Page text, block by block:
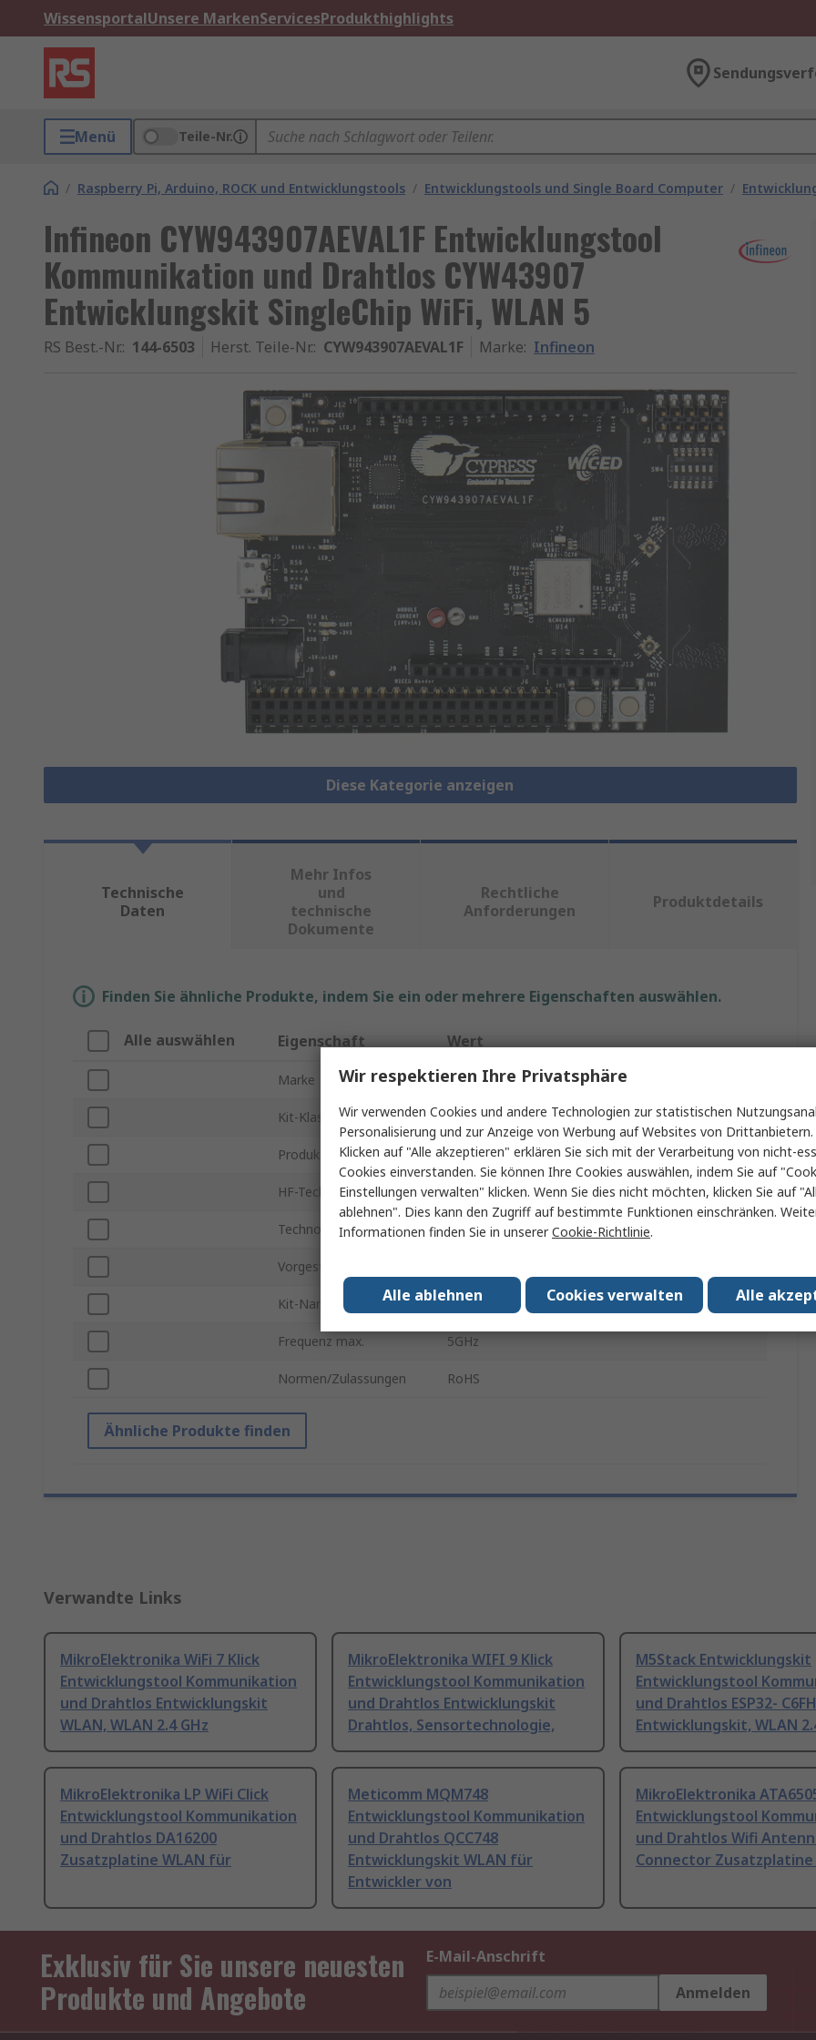
WissensportalUnsere MarkenServicesProdukthighlights
Menü Teile-Nr.
/ Raspberry Pi, Arduino, ROCK und Entwicklungstools / Entwicklungstools und Single Board Computer /
Infineon CYW943907AEVAL1F Entwicklungstool
Kommunikation und Drahtlos CYW43907
Entwicklungskit SingleChip WiFi, WLAN 5
RS Best.-Nr.: 144-6503 Herst. Teile-Nr.: CYW943907AEVAL1F Marke: Infineon
Diese Kategorie anzeigen
Technische
Daten
Mehr Infos
und
technische
Dokumente
Rechtliche
Anforderungen
Produktdetails
Finden Sie ähnliche Produkte, indem Sie ein oder mehrere Eigenschaften auswählen.
Alle auswählen Eigenschaft Wert
Marke Infineon
Kit-Klassifizierung Entwicklungskit
Produkt Typ Entwicklungstool Kommunikation und Drahtlos
HF-Technologie WLAN
Technologie SingleChip WiFi
Vorgestelltes Gerät
Kit-Name CYW943907AEVAL1F
Frequenz max. 5GHz
Normen/Zulassungen RoHS
Ähnliche Produkte finden
Verwandte Links
MikroElektronika WiFi 7 Klick
Entwicklungstool Kommunikation
und Drahtlos Entwicklungskit
WLAN, WLAN 2.4 GHz
MikroElektronika WIFI 9 Klick
Entwicklungstool Kommunikation
und Drahtlos Entwicklungskit
Drahtlos, Sensortechnologie,
M5Stack Entwicklungskit
Entwicklungstool
und Drahtlos ESP32-
Entwicklungskit, WLAN
MikroElektronika LP WiFi Click
Entwicklungstool Kommunikation
und Drahtlos DA16200
Zusatzplatine WLAN für
Meticomm MQM748
Entwicklungstool Kommunikation
und Drahtlos QCC748
Entwicklungskit WLAN für
Entwickler von
MikroElektronika
Entwicklungstool
und Drahtlos Wifi
Connector Zusatzplatine
Exklusiv für Sie unsere neuesten
Produkte und Angebote
E-Mail-Anschrift
Anmelden
Wir respektieren Ihre Privatsphäre
Wir verwenden Cookies und andere Technologien zur statistischen
Personalisierung und zur Anzeige von Werbung auf Websites von
Klicken auf "Alle akzeptieren" erklären Sie sich mit der Verarbeitung von nicht-
Cookies einverstanden. Sie können Ihre Cookies auswählen, indem Sie auf
Einstellungen verwalten" klicken. Wenn Sie dies nicht möchten, klicken Sie auf
ablehnen". Dies kann den Zugriff auf bestimmte Funktionen einschränken.
Informationen finden Sie in unsererCookie-Richtlinie.
Alle
Cookies verwalten
Alle ablehnen